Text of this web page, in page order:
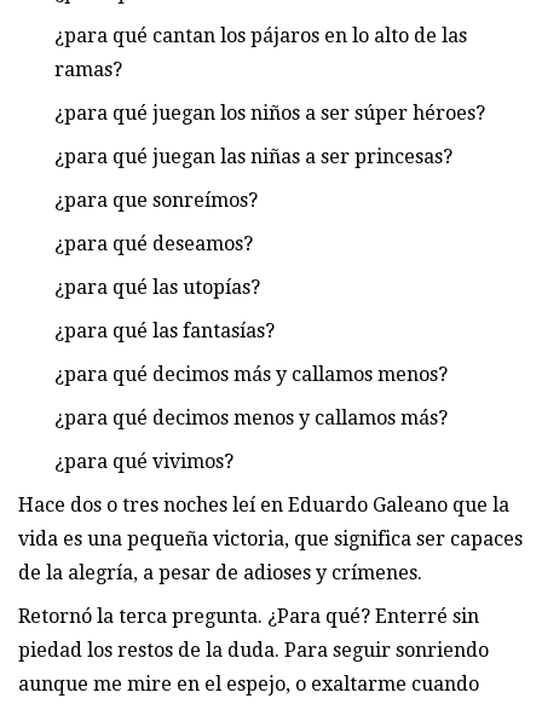
¿para qué cantan los pájaros en lo alto de las
ramas?
¿para qué juegan los niños a ser súper héroes?
¿para qué juegan las niñas a ser princesas?
¿para que sonreímos?
¿para qué deseamos?
¿para qué las utopías?
¿para qué las fantasías?
¿para qué decimos más y callamos menos?
¿para qué decimos menos y callamos más?
¿para qué vivimos?
Hace dos o tres noches leí en Eduardo Galeano que la
vida es una pequeña victoria, que significa ser capaces
de la alegría, a pesar de adioses y crímenes.
Retornó la terca pregunta. ¿Para qué? Enterré sin
piedad los restos de la duda. Para seguir sonriendo
aunque me mire en el espejo, o exaltarme cuando